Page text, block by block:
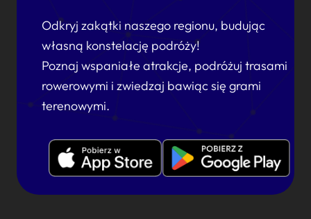
Odkryj zakątki naszego regionu, budując
własną konstelację podróży!
Poznaj wspaniałe atrakcje, podróżuj trasami
rowerowymi i zwiedzaj bawiąc się grami
terenowymi.